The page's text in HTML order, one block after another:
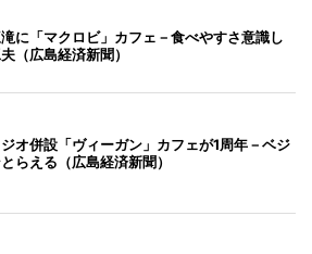
に「マクロビ」カフェ－食べやすさ意識し
（広島経済新聞）
オ併設「ヴィーガン」カフェが1周年－ベジ
らえる（広島経済新聞）